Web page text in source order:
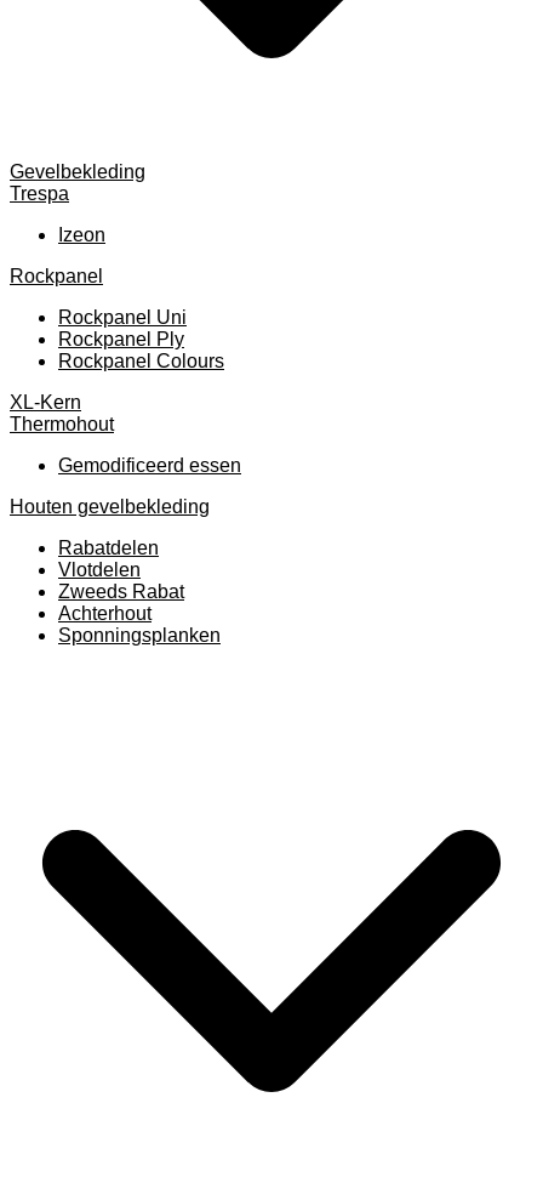
Gevelbekleding
Trespa
Izeon
Rockpanel
Rockpanel Uni
Rockpanel Ply
Rockpanel Colours
XL-Kern
Thermohout
Gemodificeerd essen
Houten gevelbekleding
Rabatdelen
Vlotdelen
Zweeds Rabat
Achterhout
Sponningsplanken